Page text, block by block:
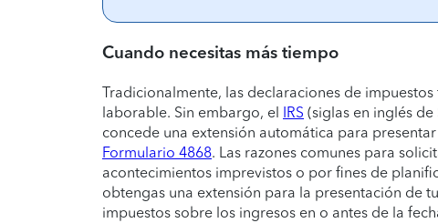
Cuando necesitas más tiempo
Tradicionalmente, las declaraciones de
laborable. Sin embargo, el IRS (siglas en inglés
concede una extensión automática para
Formulario 4868. Las razones comunes para
acontecimientos imprevistos o por fines de
obtengas una extensión para la presentación de
impuestos sobre los ingresos en o antes de la